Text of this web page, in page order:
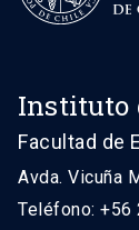
Instituto
Facultad de
Avda. Vicuña
Teléfono: +56